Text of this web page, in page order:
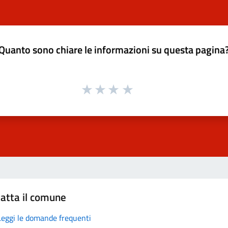
sono chiare le informazioni su questa
il comune
le domande frequenti